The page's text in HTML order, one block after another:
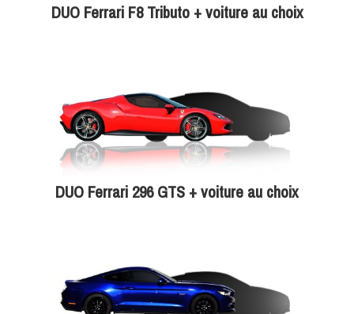
DUO Ferrari F8 Tributo + voiture au choix
DUO Ferrari 296 GTS + voiture au choix